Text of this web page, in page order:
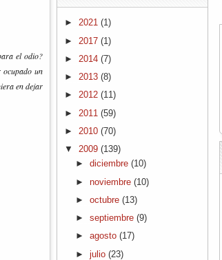
el odio?
ocupado un
en dejar
► 2021 (1)
► 2017 (1)
► 2014 (7)
► 2013 (8)
► 2012 (11)
► 2011 (59)
► 2010 (70)
▼ 2009 (139)
► diciembre (10)
► noviembre (10)
► octubre (13)
► septiembre (9)
► agosto (17)
► julio (23)